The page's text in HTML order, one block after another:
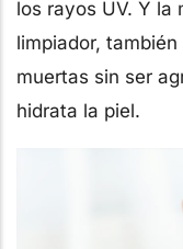
los rayos UV. Y la
limpiador,
muertas sin ser
hidrata la piel.